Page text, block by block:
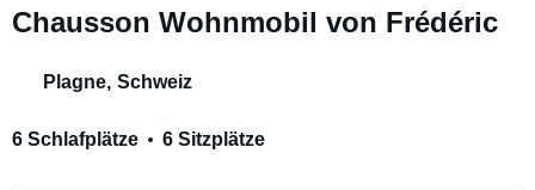
Chausson Wohnmobil von Frédéric
Plagne, Schweiz
6 Schlafplätze 6 Sitzplätze